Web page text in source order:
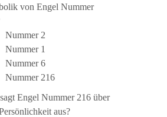
von Engel Nummer
Nummer 2
Nummer 1
Nummer 6
Nummer 216
Engel Nummer 216 über
aus?